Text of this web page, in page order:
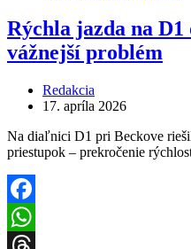
Rýchla jazda na
vážnejší problém
Redakcia
17. apríla 2026
Na diaľnici D1 pri Beckove
priestupok – prekročenie
Facebook
WhatsApp